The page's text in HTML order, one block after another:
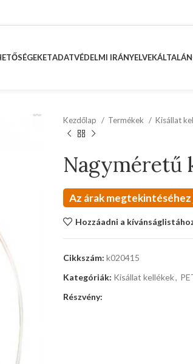
ADATVÉDELMI IRÁNYELVEK
Kezdőlap Termékek Kisállat
Nagyméretű
Az árak
Hozzáadni a
Cikkszám: k020415
Kategóriák: Kisállat kellékek,
Részvény: